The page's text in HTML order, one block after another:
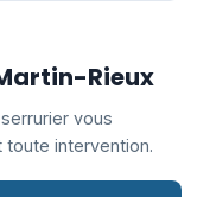
Rieux
vous
toute intervention.